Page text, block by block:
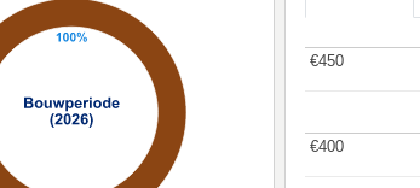
€400
€400
€450
€450